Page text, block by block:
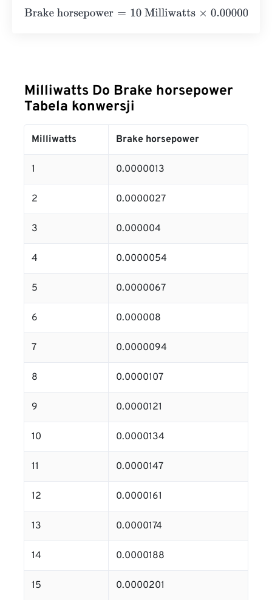
Brake horsepower=10 Milliwatts×0.00000134=
Milliwatts Do Brake horsepower
Tabela konwersji
Milliwatts Brake horsepower
1 0.0000013
2 0.0000027
3 0.000004
4 0.0000054
5 0.0000067
6 0.000008
7 0.0000094
8 0.0000107
9 0.0000121
10 0.0000134
11 0.0000147
12 0.0000161
13 0.0000174
14 0.0000188
15 0.0000201